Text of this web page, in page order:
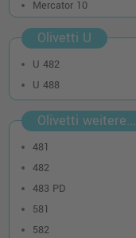
Mercator 10
Olivetti U
U 482
U 488
Olivetti weitere...
481
482
483 PD
581
582